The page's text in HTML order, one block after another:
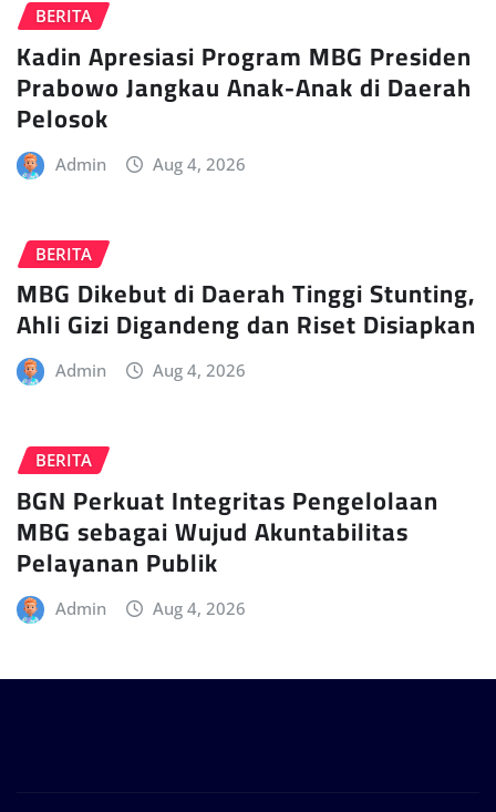
BERITA
Kadin Apresiasi Program MBG Presiden
Prabowo Jangkau Anak-Anak di Daerah
Pelosok
Admin Aug 4, 2026
BERITA
MBG Dikebut di Daerah Tinggi Stunting,
Ahli Gizi Digandeng dan Riset Disiapkan
Admin Aug 4, 2026
BERITA
BGN Perkuat Integritas Pengelolaan
MBG sebagai Wujud Akuntabilitas
Pelayanan Publik
Admin Aug 4, 2026